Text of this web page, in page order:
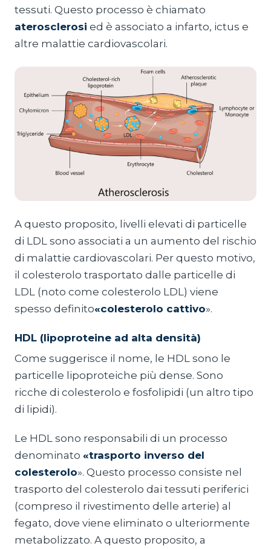
tessuti. Questo processo è chiamato
aterosclerosi ed è associato a infarto, ictus e
altre malattie cardiovascolari.
A questo proposito, livelli elevati di particelle
di LDL sono associati a un aumento del rischio
di malattie cardiovascolari. Per questo motivo,
il colesterolo trasportato dalle particelle di
LDL (noto come colesterolo LDL) viene
spesso definito«colesterolo cattivo».
HDL (lipoproteine ad alta densità)
Come suggerisce il nome, le HDL sono le
particelle lipoproteiche più dense. Sono
ricche di colesterolo e fosfolipidi (un altro tipo
di lipidi).
Le HDL sono responsabili di un processo
denominato «trasporto inverso del
colesterolo». Questo processo consiste nel
trasporto del colesterolo dai tessuti periferici
(compreso il rivestimento delle arterie) al
fegato, dove viene eliminato o ulteriormente
metabolizzato. A questo proposito, a